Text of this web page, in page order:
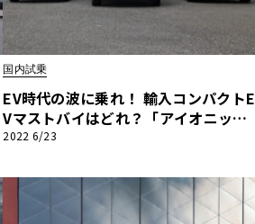
ジープ
BYD
その他
国産車
ダイハツ
国内試乗
EV時代の波に乗れ！ 輸入コンパクトE
Vマストバイはどれ？「アイオニック
5」「DS3クロスバックEテンス」「C
2022 6/23